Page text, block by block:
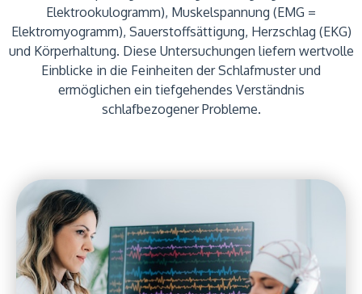
Elektrookulogramm), Muskelspannung (EMG =
Elektromyogramm), Sauerstoffsättigung, Herzschlag (EKG)
und Körperhaltung. Diese Untersuchungen liefern wertvolle
Einblicke in die Feinheiten der Schlafmuster und
ermöglichen ein tiefgehendes Verständnis
schlafbezogener Probleme.